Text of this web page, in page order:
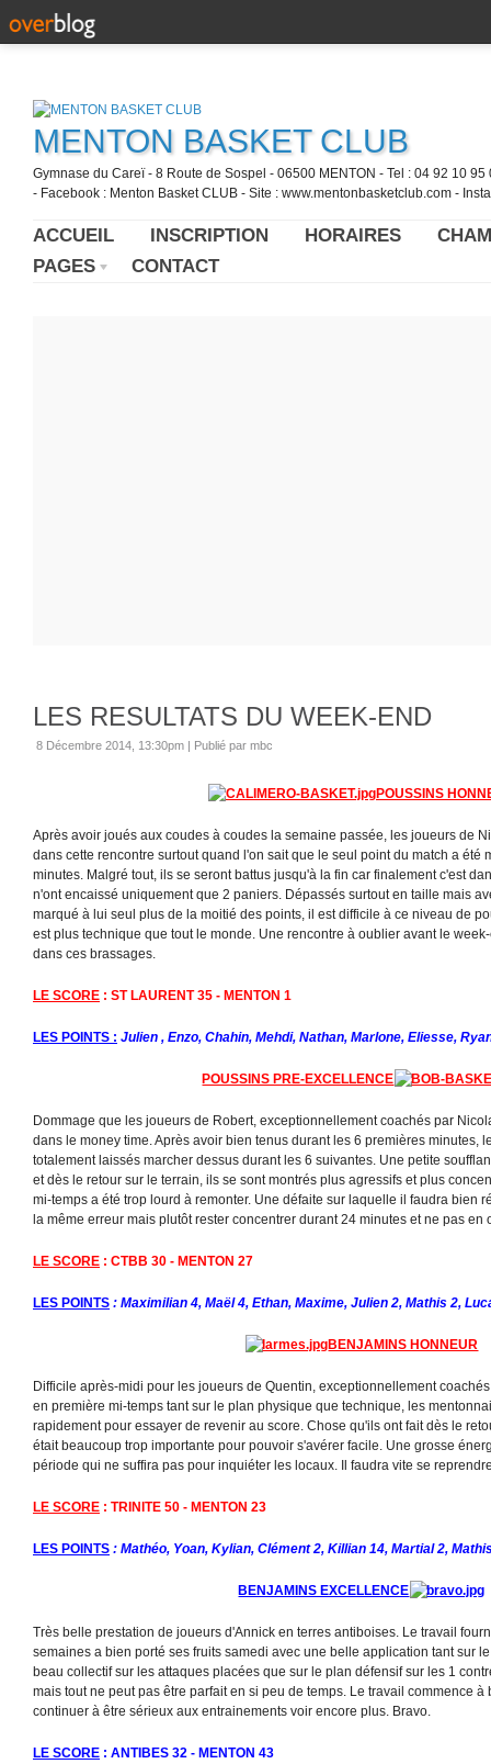
MENTON BASKET CLUB
Gymnase du Careï - 8 Route de Sospel - 06500 MENTON - Tel : 04 92 10
- Facebook : Menton Basket CLUB - Site : www.mentonbasketclub.com -
ACCUEIL INSCRIPTION HORAIRES
PAGES
CONTACT
LES RESULTATS DU WEEK-END
8 Décembre 2014, 13:30pm | Publié par mbc
POUSSINS
Après avoir joués aux coudes à coudes la semaine passée, les joueurs de
dans cette rencontre surtout quand l'on sait que le seul point du match a été
minutes. Malgré tout, ils se seront battus jusqu'à la fin car finalement c'est
n'ont encaissé uniquement que 2 paniers. Dépassés surtout en taille mais
marqué à lui seul plus de la moitié des points, il est difficile à ce niveau de
est plus technique que tout le monde. Une rencontre à oublier avant le
dans ces brassages.
LE SCORE : ST LAURENT 35 - MENTON 1
LES POINTS : Julien , Enzo, Chahin, Mehdi, Nathan, Marlone, Eliesse,
POUSSINS PRE-EXCELLENCE
Dommage que les joueurs de Robert, exceptionnellement coachés par
dans le money time. Après avoir bien tenus durant les 6 premières minutes,
totalement laissés marcher dessus durant les 6 suivantes. Une petite
et dès le retour sur le terrain, ils se sont montrés plus agressifs et plus
mi-temps a été trop lourd à remonter. Une défaite sur laquelle il faudra bien
la même erreur mais plutôt rester concentrer durant 24 minutes et ne pas en
LE SCORE : CTBB 30 - MENTON 27
LES POINTS : Maximilian 4, Maël 4, Ethan, Maxime, Julien 2, Mathis 2,
BENJAMINS HONNEUR
Difficile après-midi pour les joueurs de Quentin, exceptionnellement
en première mi-temps tant sur le plan physique que technique, les
rapidement pour essayer de revenir au score. Chose qu'ils ont fait dès le
était beaucoup trop importante pour pouvoir s'avérer facile. Une grosse
période qui ne suffira pas pour inquiéter les locaux. Il faudra vite se
LE SCORE : TRINITE 50 - MENTON 23
LES POINTS : Mathéo, Yoan, Kylian, Clément 2, Killian 14, Martial 2,
BENJAMINS EXCELLENCE
Très belle prestation de joueurs d'Annick en terres antiboises. Le travail
semaines a bien porté ses fruits samedi avec une belle application tant sur
beau collectif sur les attaques placées que sur le plan défensif sur les 1
mais tout ne peut pas être parfait en si peu de temps. Le travail commence
continuer à être sérieux aux entrainements voir encore plus. Bravo.
LE SCORE : ANTIBES 32 - MENTON 43